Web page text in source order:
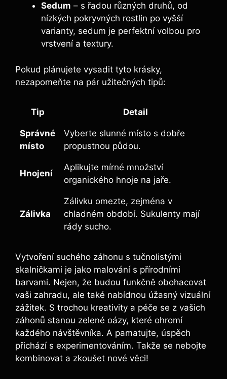
Sedum – s řadou různých druhů, od
nízkých pokryvných rostlin po vyšší
varianty, sedum je perfektní volbou pro
vrstvení a textury.
Pokud plánujete vysadit tyto krásky,
nezapomeňte na pár užitečných tipů:
Tip Detail
Správné
místo
Vyberte slunné místo s dobře
propustnou půdou.
Hnojení
Aplikujte mírné množství
organického hnoje na jaře.
Zálivka
Zálivku omezte, zejména v
chladném období. Sukulenty mají
rády sucho.
Vytvoření suchého záhonu s tučnolistými
skalničkami je jako malování s přírodními
barvami. Nejen, že budou funkčně obohacovat
vaši zahradu, ale také nabídnou úžasný vizuální
zážitek. S trochou kreativity a péče se z vašich
záhonů stanou zelené oázy, které ohromí
každého návštěvníka. A pamatujte, úspěch
přichází s experimentováním. Takže se nebojte
kombinovat a zkoušet nové věci!